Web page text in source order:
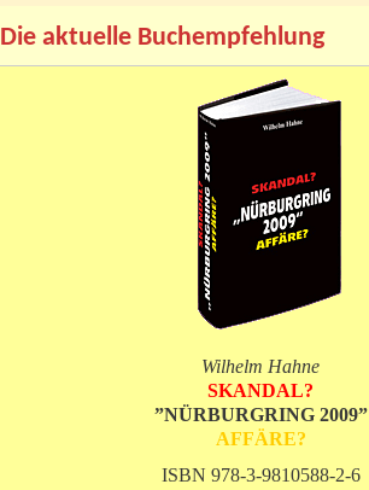
Die aktuelle Buchempfehlung
Wilhelm Hahne
SKANDAL?
”NÜRBURGRING 2009”
AFFÄRE?
ISBN 978-3-9810588-2-6